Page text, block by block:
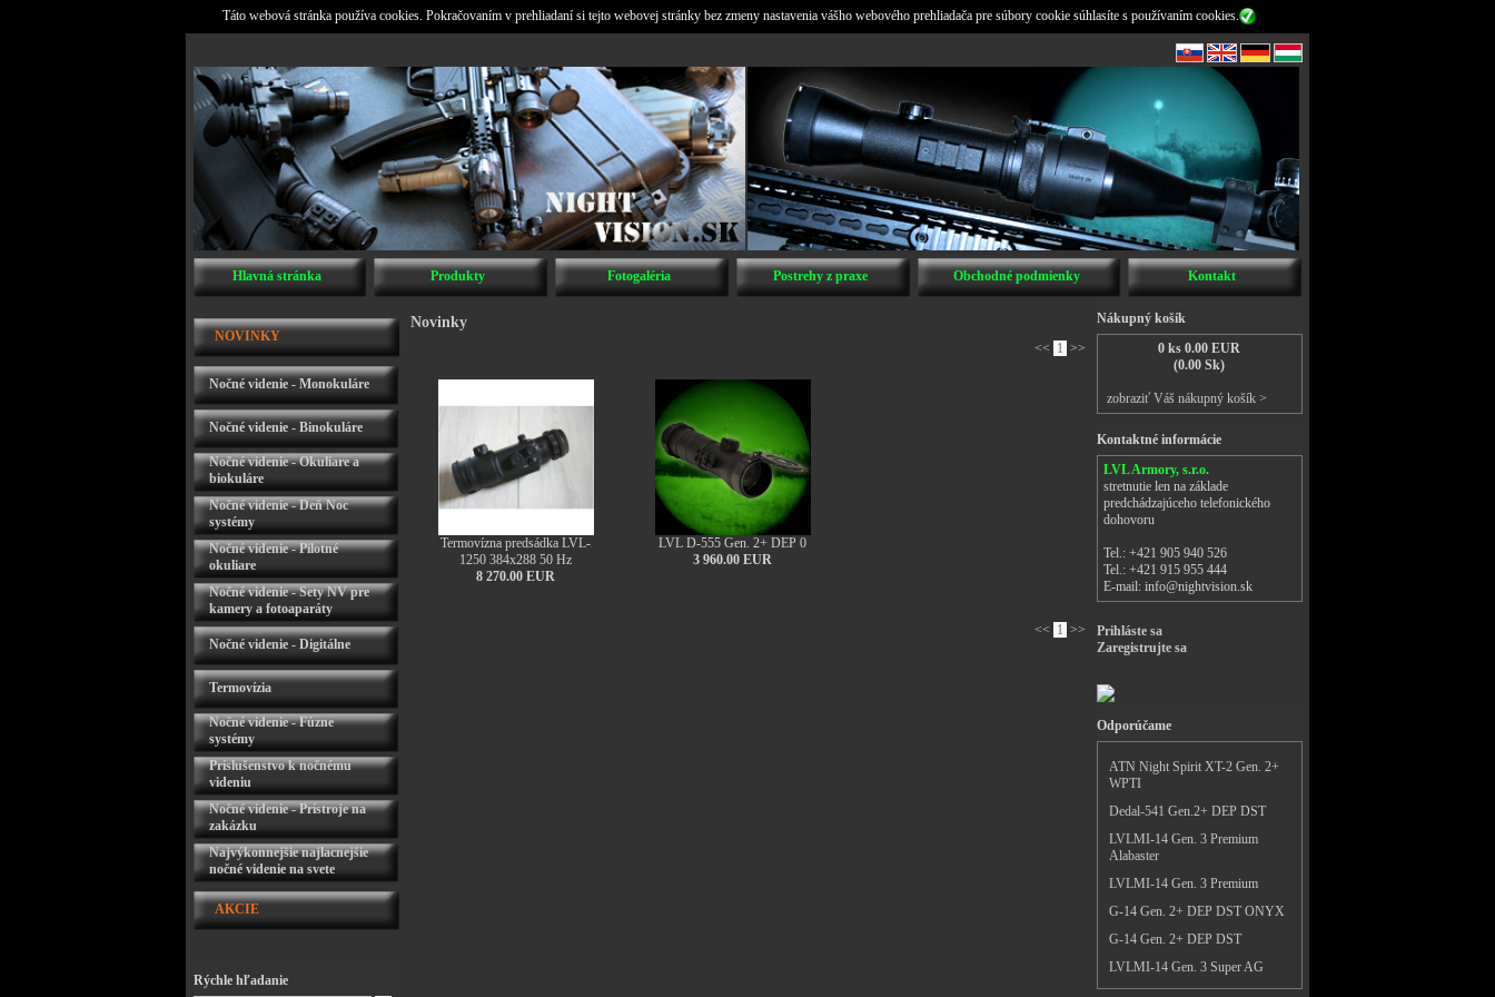
Táto webová stránka používa cookies. Pokračovaním v prehliadaní si tejto webovej stránky bez zmeny nastavenia vášho webového prehliadača pre súbory cookie súhlasíte s používaním cookies.
Hlavná stránka Produkty Fotogaléria Postrehy z praxe Obchodné podmienky Kontakt
NOVINKY
Nočné videnie - Monokuláre
Nočné videnie - Binokuláre
Nočné videnie - Okuliare a
biokuláre
Nočné videnie - Deň Noc
systémy
Nočné videnie - Pilotné
okuliare
Nočné videnie - Sety NV pre
kamery a fotoaparáty
Nočné videnie - Digitálne
Termovízia
Nočné videnie - Fúzne
systémy
Príslušenstvo k nočnému
videniu
Nočné videnie - Prístroje na
zakázku
Najvýkonnejšie najlacnejšie
nočné videnie na svete
AKCIE
Rýchle hľadanie
Novinky
<< 1 >>
Termovízna predsádka LVL-
1250 384x288 50 Hz
8 270.00 EUR
LVL D-555 Gen. 2+ DEP 0
3 960.00 EUR
<< 1 >>
Nákupný košík
0 ks 0.00 EUR
(0.00 Sk)
zobraziť Váš nákupný košík >
Kontaktné informácie
LVL Armory, s.r.o.
stretnutie len na základe
predchádzajúceho telefonického
dohovoru
Tel.: +421 905 940 526
Tel.: +421 915 955 444
E-mail: info@nightvision.sk
Prihláste sa
Zaregistrujte sa
Odporúčame
ATN Night Spirit XT-2 Gen. 2+
WPTI
Dedal-541 Gen.2+ DEP DST
LVLMI-14 Gen. 3 Premium
Alabaster
LVLMI-14 Gen. 3 Premium
G-14 Gen. 2+ DEP DST ONYX
G-14 Gen. 2+ DEP DST
LVLMI-14 Gen. 3 Super AG